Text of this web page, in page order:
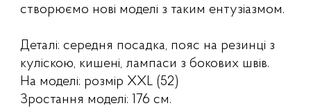
створюємо нові моделі з таким ентузіазмом.
Деталі: середня посадка, пояс на резинці з
куліскою, кишені, лампаси з бокових швів.
На моделі: розмір XXL (52)
Зростання моделі: 176 см.